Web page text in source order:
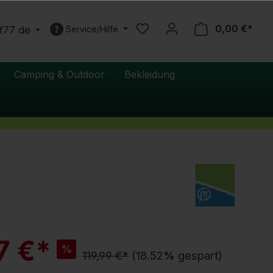
de Service/Hilfe 0,00 €*
Camping & Outdoor Bekleidung
€* %
a
b
119,99 €* (18.52% gespart)